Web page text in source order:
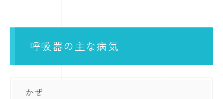
呼吸器の主な病気
かぜ